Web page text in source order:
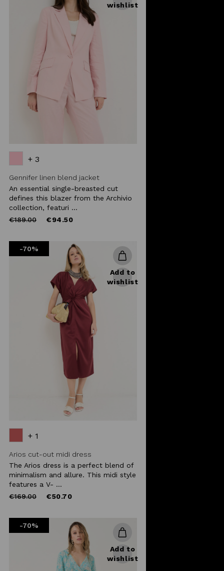
wishlist
+ 3
Gennifer linen blend jacket
An essential single-breasted cut
defines this blazer from the Archivio
collection, featuri ...
Price
€189.00to €94.50
-70%
Add to
wishlist
+ 1
Arios cut-out midi dress
The Arios dress is a perfect blend of
minimalism and allure. This midi style
features a V- ...
Price
€169.00to €50.70
-70%
Add to
wishlist